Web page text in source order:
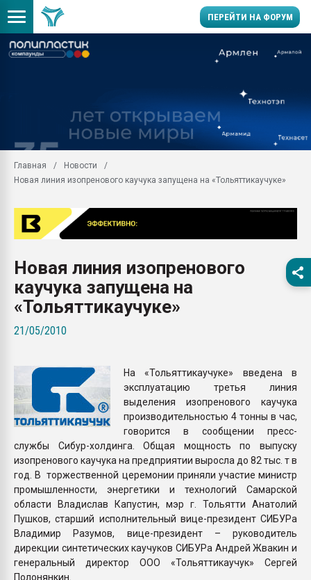
ПЕРЕЙТИ НА ФОРУМ
Вакуум-формовочные
ближайшее
Подмосковье, Москва
28.07.2026
бутылок
Материал поверхности
вакуумного
Главная
Новости
Новая линия изопренового каучука запущена на «Тольяттикаучуке»
Новая линия изопренового
каучука запущена на
«Тольяттикаучуке»
21/05/2010
На «Тольяттикаучуке» введена в
эксплуатацию третья линия
выделения изопренового каучука
производительностью 4 тонны в час,
говорится в сообщении пресс-
службы Сибур-холдинга. Общая мощность по выпуску
изопренового каучука на предприятии выросла до 82 тыс. т в
год. В торжественной церемонии приняли участие министр
промышленности, энергетики и технологий Самарской
области Владислав Капустин, мэр г. Тольятти Анатолий
Пушков, старший исполнительный вице-президент СИБУРа
Владимир Разумов, вице-президент – руководитель
дирекции синтетических каучуков СИБУРа Андрей Жвакин и
генеральный директор ООО «Тольяттикаучук» Сергей
Полонянкин.